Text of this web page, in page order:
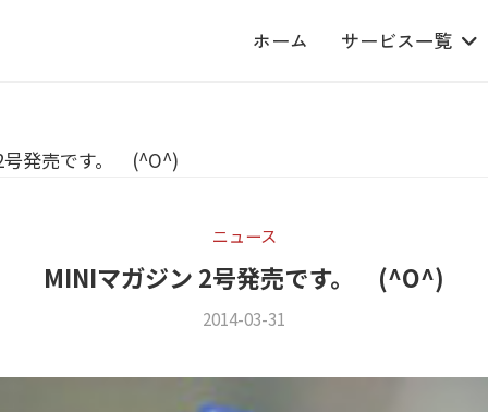
ホーム サービス一覧
号発売です。 (^O^)
ニュース
MINIマガジン 2号発売です。 (^O^)
2014-03-31
m
件